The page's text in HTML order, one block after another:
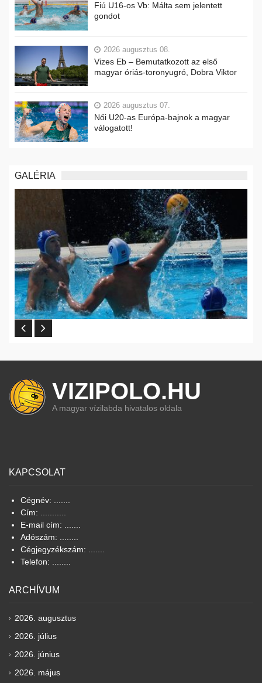
Fiú U16-os Vb: Málta sem jelentett
gondot
2026 augusztus 08.
Vizes Eb – Bemutatkozott az első
magyar óriás-toronyugró, Dobra Viktor
2026 augusztus 07.
Női U20-as Európa-bajnok a magyar
válogatott!
GALÉRIA
VIZIPOLO.HU
A magyar vízilabda hivatalos oldala
KAPCSOLAT
Cégnév: .......
Cím: ...........
E-mail cím: .......
Adószám: ........
Cégjegyzékszám: .......
Telefon: ........
ARCHÍVUM
2026. augusztus
2026. július
2026. június
2026. május